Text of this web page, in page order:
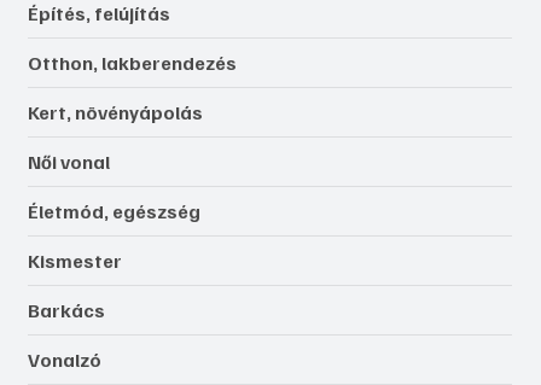
Építés, felújítás
Otthon, lakberendezés
Kert, növényápolás
Női vonal
Életmód, egészség
Kismester
Barkács
Vonalzó